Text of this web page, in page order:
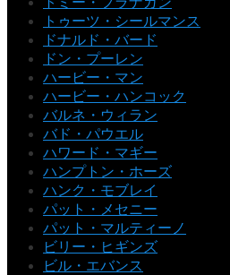
トゥーツ・シールマンス
ドナルド・バード
ドン・プーレン
ハービー・マン
ハービー・ハンコック
バルネ・ウィラン
バド・パウエル
ハワード・マギー
ハンプトン・ホーズ
ハンク・モブレイ
パット・メセニー
パット・マルティーノ
ビリー・ヒギンズ
ビル・エバンス